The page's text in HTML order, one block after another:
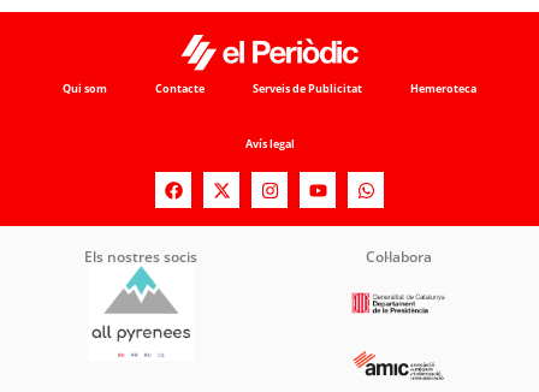
Qui som Contacte Serveis de Publicitat Hemeroteca
Avís legal
Els nostres socis Col·labora